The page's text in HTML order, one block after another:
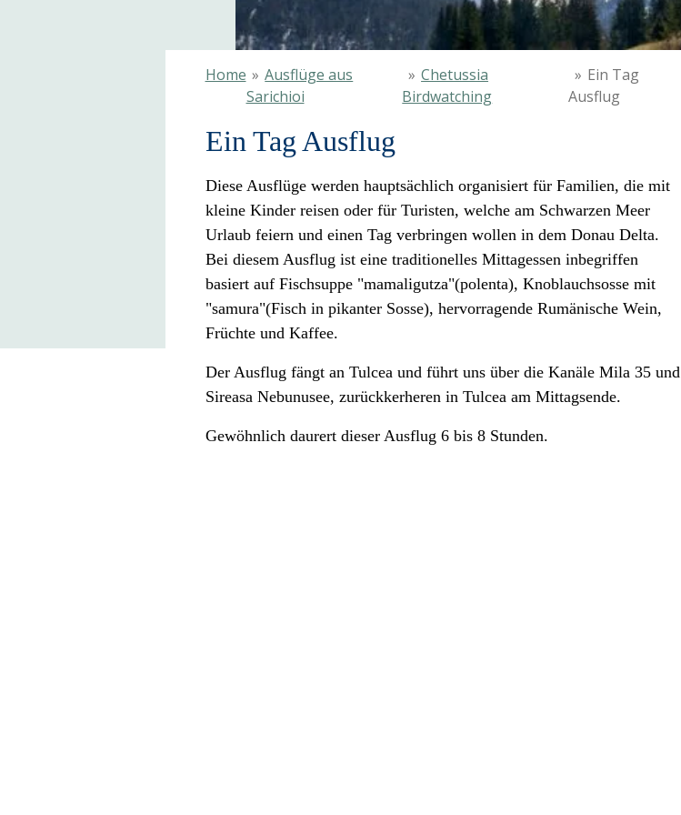
Home » Ausflüge aus
Sarichioi
» Chetussia
Birdwatching
» Ein Tag
Ausflug
Ein Tag Ausflug
Diese Ausflüge werden hauptsächlich organisiert für Familien, die mit
kleine Kinder reisen oder für Turisten, welche am Schwarzen Meer
Urlaub feiern und einen Tag verbringen wollen in dem Donau Delta.
Bei diesem Ausflug ist eine traditionelles Mittagessen inbegriffen
basiert auf Fischsuppe "mamaligutza"(polenta), Knoblauchsosse mit
"samura"(Fisch in pikanter Sosse), hervorragende Rumänische Wein,
Früchte und Kaffee.
Der Ausflug fängt an Tulcea und führt uns über die Kanäle Mila 35 und
Sireasa Nebunusee, zurückkerheren in Tulcea am Mittagsende.
Gewöhnlich daurert dieser Ausflug 6 bis 8 Stunden.